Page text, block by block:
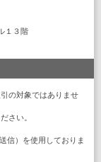
１３階
の対象ではありませ
さい。
信）を使用しておりま